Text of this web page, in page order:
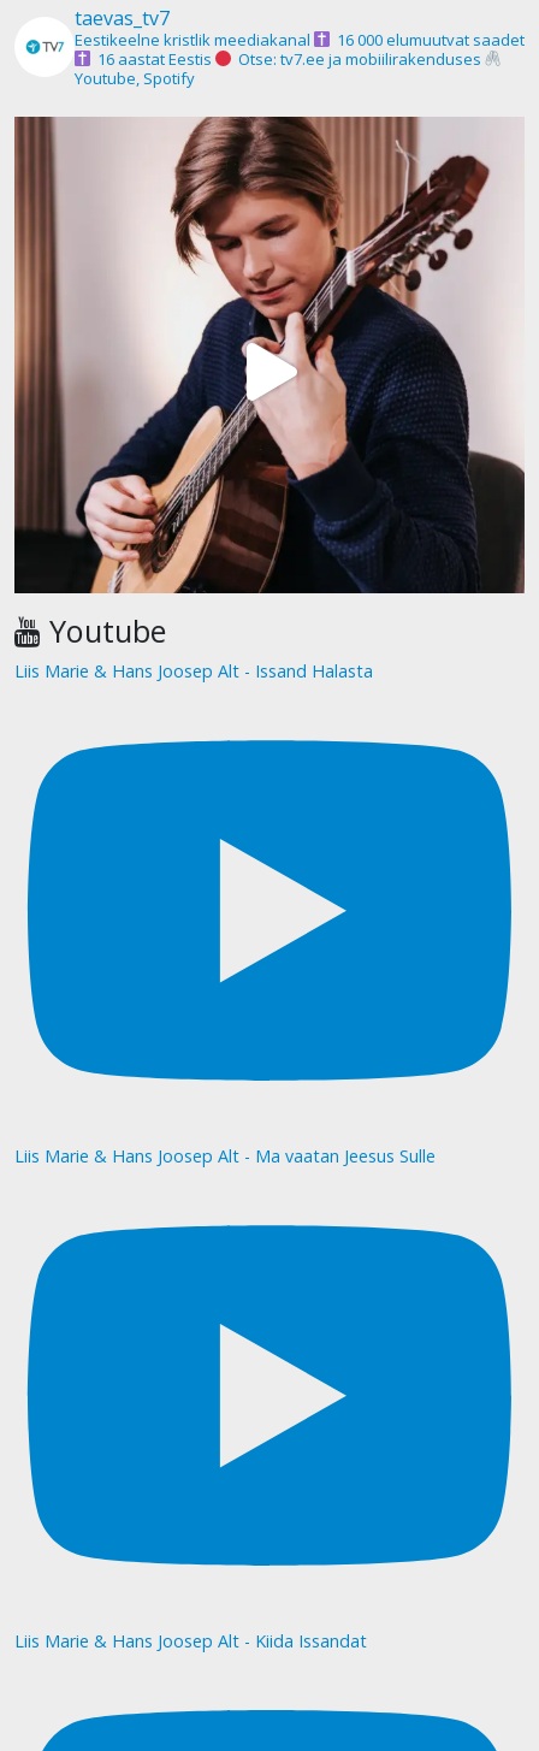
taevas_tv7
Eestikeelne kristlik meediakanal
16 000 elumuutvat saadet
16 aastat Eestis
Otse: tv7.ee ja mobiilirakenduses
Youtube, Spotify
Youtube
Liis Marie & Hans Joosep Alt - Issand Halasta
Liis Marie & Hans Joosep Alt - Ma vaatan Jeesus Sulle
Liis Marie & Hans Joosep Alt - Kiida Issandat